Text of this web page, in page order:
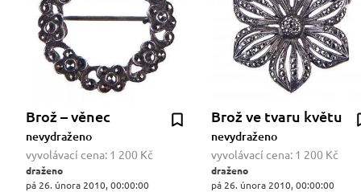
Brož – věnec
nevydraženo
vyvolávací cena: 1 200 Kč
draženo
pá 26. února 2010, 00:00:00
Brož ve tvaru květu
nevydraženo
vyvolávací cena: 1 200 Kč
draženo
pá 26. února 2010, 00:00:00